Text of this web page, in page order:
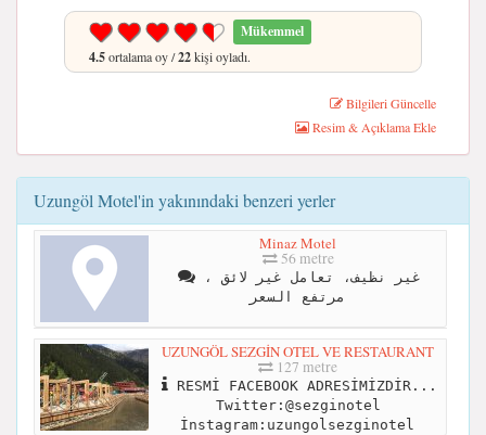
Mükemmel
4.5ortalama oy /22kişi oyladı.
Bilgileri Güncelle
Resim & Açıklama Ekle
Uzungöl Motel'in yakınındaki benzeri yerler
Minaz Motel
56 metre
غير نظيف، تعامل غير لائق ،
مرتفع السعر
UZUNGÖL SEZGİN OTEL VE RESTAURANT
127 metre
RESMİ FACEBOOK ADRESİMİZDİR...
Twitter:@sezginotel
İnstagram:uzungolsezginotel